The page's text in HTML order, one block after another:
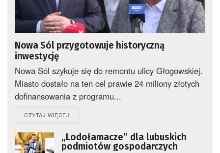
Nowa Sól przygotowuje historyczną
inwestycję
Nowa Sól szykuje się do remontu ulicy Głogowskiej.
Miasto dostało na ten cel prawie 24 miliony złotych
dofinansowania z programu...
CZYTAJ WIĘCEJ
„Lodołamacze” dla lubuskich
podmiotów gospodarczych